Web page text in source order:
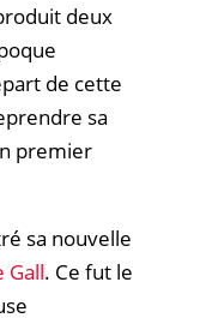
deux
de cette
sa
premier
sa nouvelle
Gall. Ce fut le